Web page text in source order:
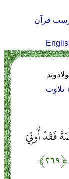
قرآن
تلاوت
فَقَدْ أُوتِيَ
﴿۲۶۹﴾